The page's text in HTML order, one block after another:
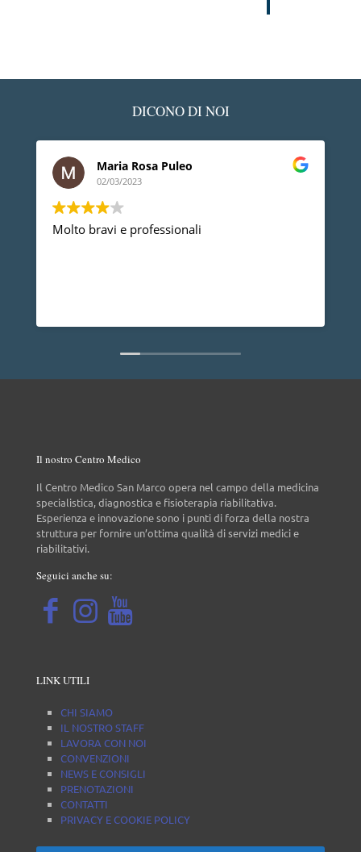
DICONO DI NOI
Maria Rosa Puleo
02/03/2023
Molto bravi e professionali
Il nostro Centro Medico
Il Centro Medico San Marco opera nel campo della medicina
specialistica, diagnostica e fisioterapia riabilitativa.
Esperienza e innovazione sono i punti di forza della nostra
struttura per fornire un’ottima qualità di servizi medici e
riabilitativi.
Seguici anche su:
LINK UTILI
CHI SIAMO
IL NOSTRO STAFF
LAVORA CON NOI
CONVENZIONI
NEWS E CONSIGLI
PRENOTAZIONI
CONTATTI
PRIVACY E COOKIE POLICY